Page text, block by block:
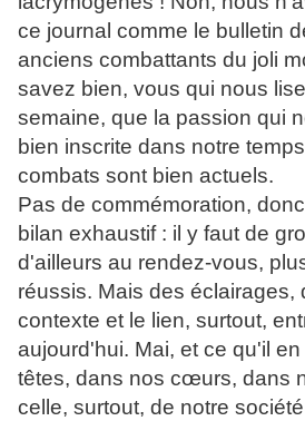
ce journal comme le bulletin
anciens combattants du joli
savez bien, vous qui nous
semaine, que la passion qui
bien inscrite dans notre
combats sont bien actuels.
Pas de commémoration,
bilan exhaustif : il y faut de
d'ailleurs au rendez-vous,
réussis. Mais des éclairages,
contexte et le lien, surtout,
aujourd'hui. Mai, et ce qu'il
têtes, dans nos cœurs, dans
celle, surtout, de notre